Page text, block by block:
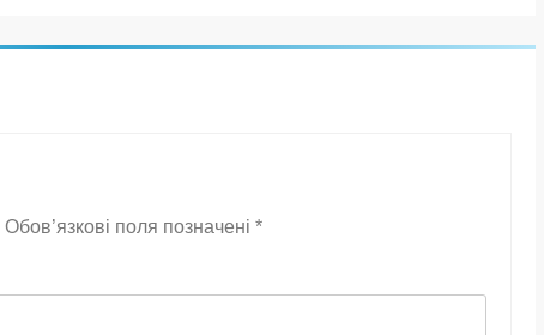
Обов’язкові поля позначені *